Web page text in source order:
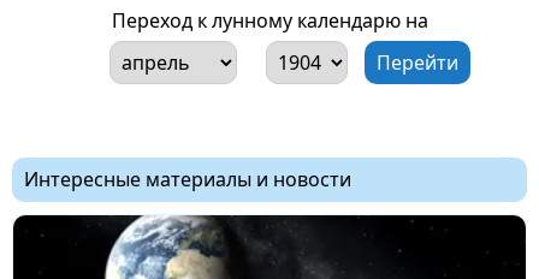
Переход к лунному календарю на
Интересные материалы и новости